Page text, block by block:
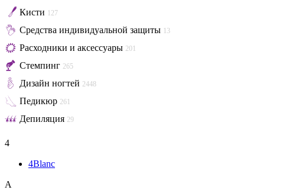
Кисти 127
Средства индивидуальной защиты 13
Расходники и аксессуары 201
Стемпинг 265
Дизайн ногтей 2448
Педикюр 261
Депиляция 29
4
4Blanc
A